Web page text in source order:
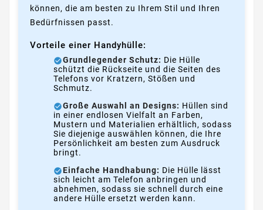
können, die am besten zu Ihrem Stil und Ihren
Bedürfnissen passt.
Vorteile einer Handyhülle:
Grundlegender Schutz: Die Hülle
schützt die Rückseite und die Seiten des
Telefons vor Kratzern, Stößen und
Schmutz.
Große Auswahl an Designs: Hüllen sind
in einer endlosen Vielfalt an Farben,
Mustern und Materialien erhältlich, sodass
Sie diejenige auswählen können, die Ihre
Persönlichkeit am besten zum Ausdruck
bringt.
Einfache Handhabung: Die Hülle lässt
sich leicht am Telefon anbringen und
abnehmen, sodass sie schnell durch eine
andere Hülle ersetzt werden kann.